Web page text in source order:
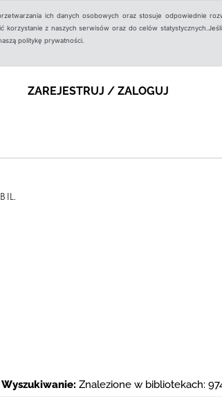
ich danych osobowych oraz stosuje odpowiednie
z naszych serwisów oraz do celów
politykę prywatności.
ZAREJESTRUJ / ZALOGUJ
IL.
Wyszukiwanie: Znalezione w bibliotekach: